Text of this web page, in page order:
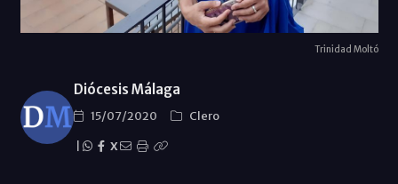
Trinidad Moltó
Diócesis Málaga
15/07/2020
Clero
X